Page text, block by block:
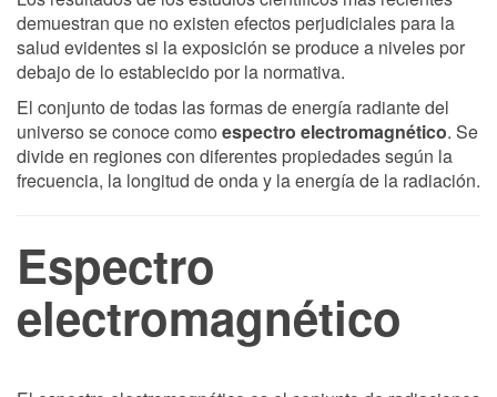
demuestran que no existen efectos perjudiciales para la
salud evidentes si la exposición se produce a niveles por
debajo de lo establecido por la normativa.
El conjunto de todas las formas de energía radiante del
universo se conoce como espectro electromagnético. Se
divide en regiones con diferentes propiedades según la
frecuencia, la longitud de onda y la energía de la radiación.
Espectro
electromagnético